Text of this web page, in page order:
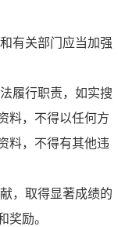
有关部门应当加强
履行职责，如实搜
料，不得以任何方
料，不得有其他违
，取得显著成绩的
奖励。